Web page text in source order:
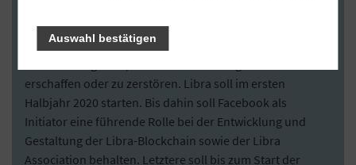
Netzwerk weiterentwickeln und die hinter Libra stehende
Währungsreserve verwalten. Nur die Libra Association
erschaffen oder zu zerstören. Libra soll im ersten
Halbjahr 2020 starten. Bis dahin soll Facebook als
Initiator eine führende Rolle bei der Entwicklung und
Gestaltung der Libra-Blockchain sowie der Libra
Association behalten. Letztere soll bis zum Start der
Auswahl bestätigen